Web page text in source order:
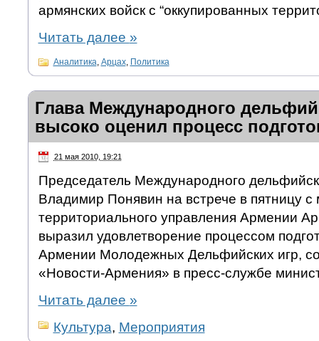
армянских войск с “оккупированных
Читать далее »
Аналитика Арцах, Политика
Глава Международного
высоко оценил процесс
21 мая 2010, 19:21
Председатель Международного
Владимир Понявин на встрече в пятницу с
территориального управления Армении
выразил удовлетворение процессом
Армении Молодежных Дельфийских игр,
«Новости-Армения» в пресс-службе
Читать далее »
Культура, Мероприятия